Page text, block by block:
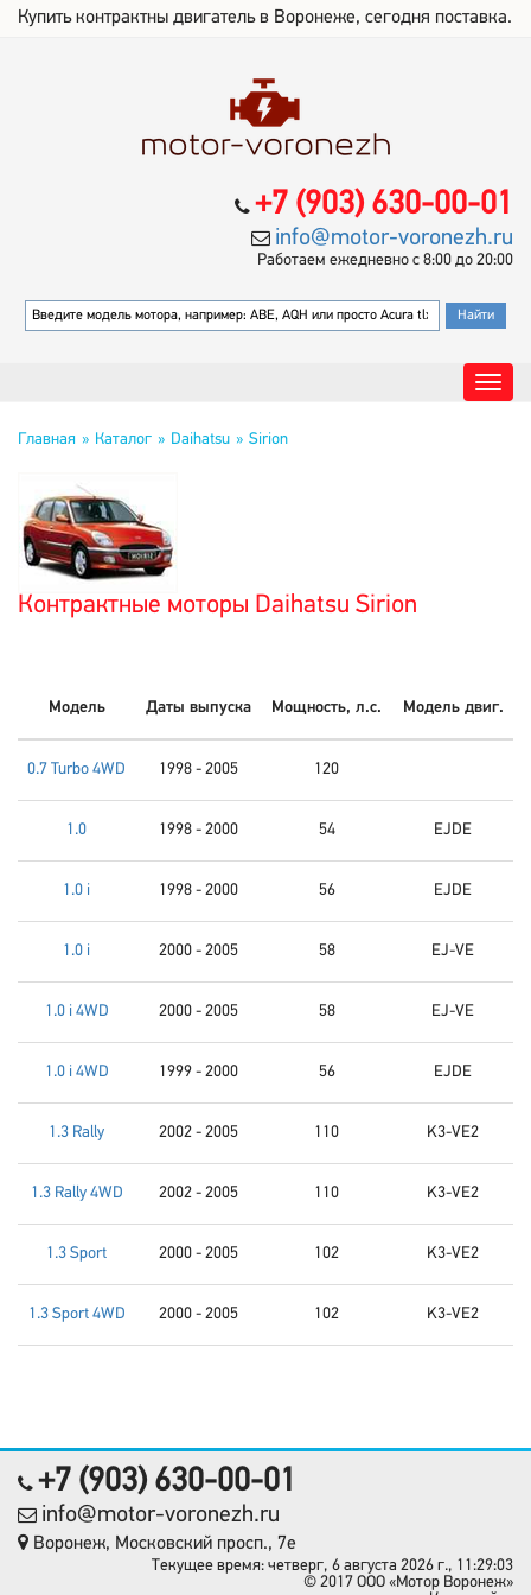
Купить контрактны двигатель в Воронеже, сегодня поставка.
+7 (903) 630-00-01
info@motor-voronezh.ru
Работаем ежедневно с 8:00 до 20:00
Главная Каталог Daihatsu Sirion
Контрактные моторы Daihatsu Sirion
Модель Даты выпуска Мощность, л.с. Модель двиг.
0.7 Turbo 4WD 1998 - 2005 120
1.0 1998 - 2000 54 EJDE
1.0 i 1998 - 2000 56 EJDE
1.0 i 2000 - 2005 58 EJ-VE
1.0 i 4WD 2000 - 2005 58 EJ-VE
1.0 i 4WD 1999 - 2000 56 EJDE
1.3 Rally 2002 - 2005 110 K3-VE2
1.3 Rally 4WD 2002 - 2005 110 K3-VE2
1.3 Sport 2000 - 2005 102 K3-VE2
1.3 Sport 4WD 2000 - 2005 102 K3-VE2
+7 (903) 630-00-01
info@motor-voronezh.ru
Воронеж, Московский просп., 7е
Текущее время: четверг, 6 августа 2026 г., 11:29:03
© 2017 OOO «Мотор Воронеж»